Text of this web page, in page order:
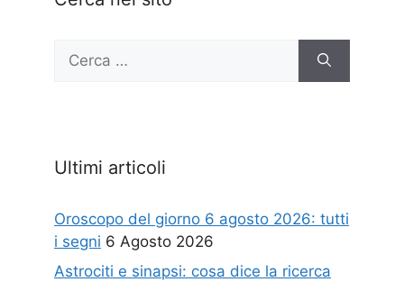
per:
Ultimi articoli
Oroscopo del giorno 6 agosto 2026: tutti
i segni 6 Agosto 2026
Astrociti e sinapsi: cosa dice la ricerca